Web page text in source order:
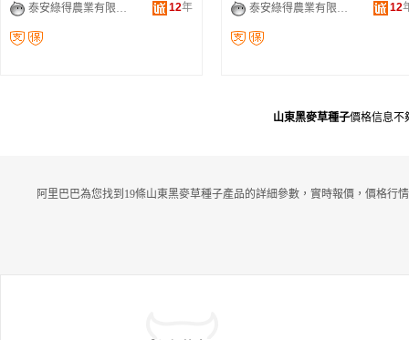
泰安綠得農業有限公司 12年
泰安綠得農業有限公司
12
山東黑麥草種子價格信息不
阿里巴巴為您找到19條山東黑麥草種子產品的詳細參數，實時報價，價格行